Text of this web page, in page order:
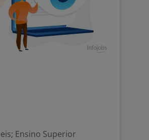
Ensino Superior